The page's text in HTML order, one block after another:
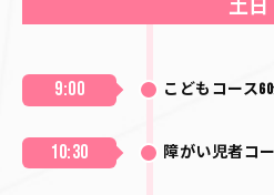
土日
9:00 こどもコース
10:30 障がい児者コ